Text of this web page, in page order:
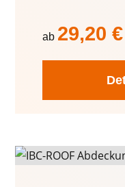
ab 29,20€